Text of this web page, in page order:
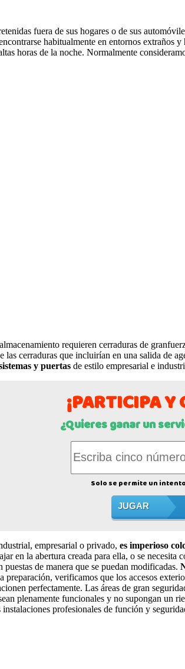
fuera de sus hogares o de sus
habitualmente en entornos extraños
horas de la noche. Normalmente
requieren cerraduras de
las cerraduras que incluirían en una salida de
y puertas de estilo empresarial e
¡PARTICIPA Y
¿Quieres ganar un
Solo se permite un
JUGAR
empresarial o privado, es imperioso
en la abertura creada para ella, o se
de manera que se puedan modificadas.
preparación, verificamos que los accesos
perfectamente. Las áreas de gran
plenamente funcionales y no supongan un
profesionales de función y